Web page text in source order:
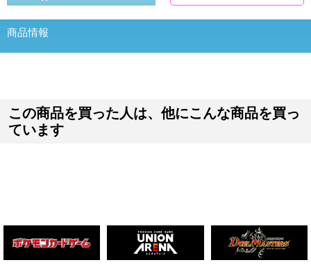
商品情報
この商品を買った人は、他にこんな商品を買っ
ています